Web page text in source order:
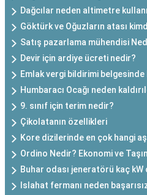
Dağcılar neden altimetre
Göktürk ve Oğuzların atası
Satış pazarlama mühendisi
Devir için ardiye ücreti nedir?
Emlak vergi bildirimi
Humbaracı Ocağı neden
9. sınıf için terim nedir?
Çikolatanın özellikleri
Kore dizilerinde en çok hangi
Ordino Nedir? Ekonomi ve
Buhar odası jeneratörü kaç kW
Islahat fermanı neden